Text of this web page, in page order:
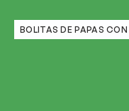
BOLITAS DE PAPAS